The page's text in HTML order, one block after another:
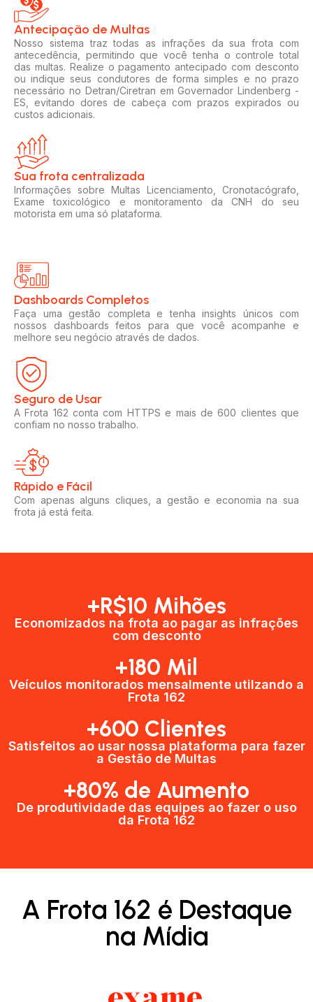
Antecipação de Multas
Nosso sistema traz todas as infrações da sua frota com
antecedência, permitindo que você tenha o controle total
das multas. Realize o pagamento antecipado com desconto
ou indique seus condutores de forma simples e no prazo
necessário no Detran/Ciretran em Governador Lindenberg -
ES, evitando dores de cabeça com prazos expirados ou
custos adicionais.
Sua frota centralizada​
Informações sobre Multas Licenciamento, Cronotacógrafo,
Exame toxicológico e monitoramento da CNH do seu
motorista em uma só plataforma.
Dashboards Completos​​
Faça uma gestão completa e tenha insights únicos com
nossos dashboards feitos para que você acompanhe e
melhore seu negócio através de dados.
Seguro de Usar​
A Frota 162 conta com HTTPS e mais de 600 clientes que
confiam no nosso trabalho.
Rápido e Fácil​
Com apenas alguns cliques, a gestão e economia na sua
frota já está feita.
+R$10 Mihões
Economizados na frota ao pagar as infrações
com desconto
+180 Mil
Veículos monitorados mensalmente utilzando a
Frota 162
+600 Clientes​
Satisfeitos ao usar nossa plataforma para fazer
a Gestão de Multas​
+80% de Aumento
De produtividade das equipes ao fazer o uso
da Frota 162​
A Frota 162 é Destaque
na Mídia